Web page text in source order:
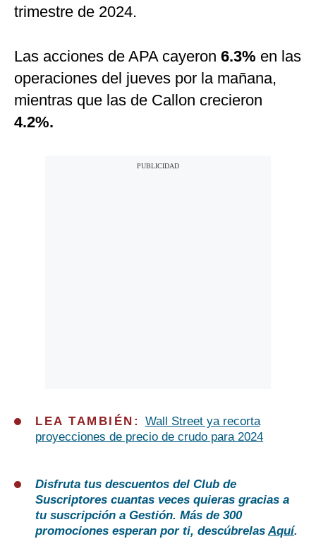
trimestre de 2024.
Las acciones de APA cayeron 6.3% en las
operaciones del jueves por la mañana,
mientras que las de Callon crecieron
4.2%.
LEA TAMBIÉN: Wall Street ya recorta
proyecciones de precio de crudo para 2024
Disfruta tus descuentos del Club de
Suscriptores cuantas veces quieras gracias a
tu suscripción a Gestión. Más de 300
promociones esperan por ti, descúbrelasAquí.